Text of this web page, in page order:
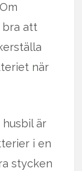
bra att
när
är
i en
stycken